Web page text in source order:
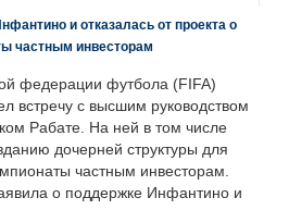
и отказалась от проекта о
частным инвесторам
федерации футбола (FIFA)
встречу с высшим руководством
Рабате. На ней в том числе
дочерней структуры для
частным инвесторам.
о поддержке Инфантино и